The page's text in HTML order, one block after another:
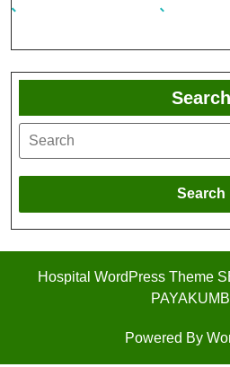
Search
Search
Hospital WordPress Theme
Powered By